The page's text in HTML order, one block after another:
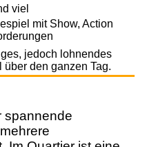
viel
mit Show, Action
jedoch lohnendes
über den ganzen Tag.
spannende